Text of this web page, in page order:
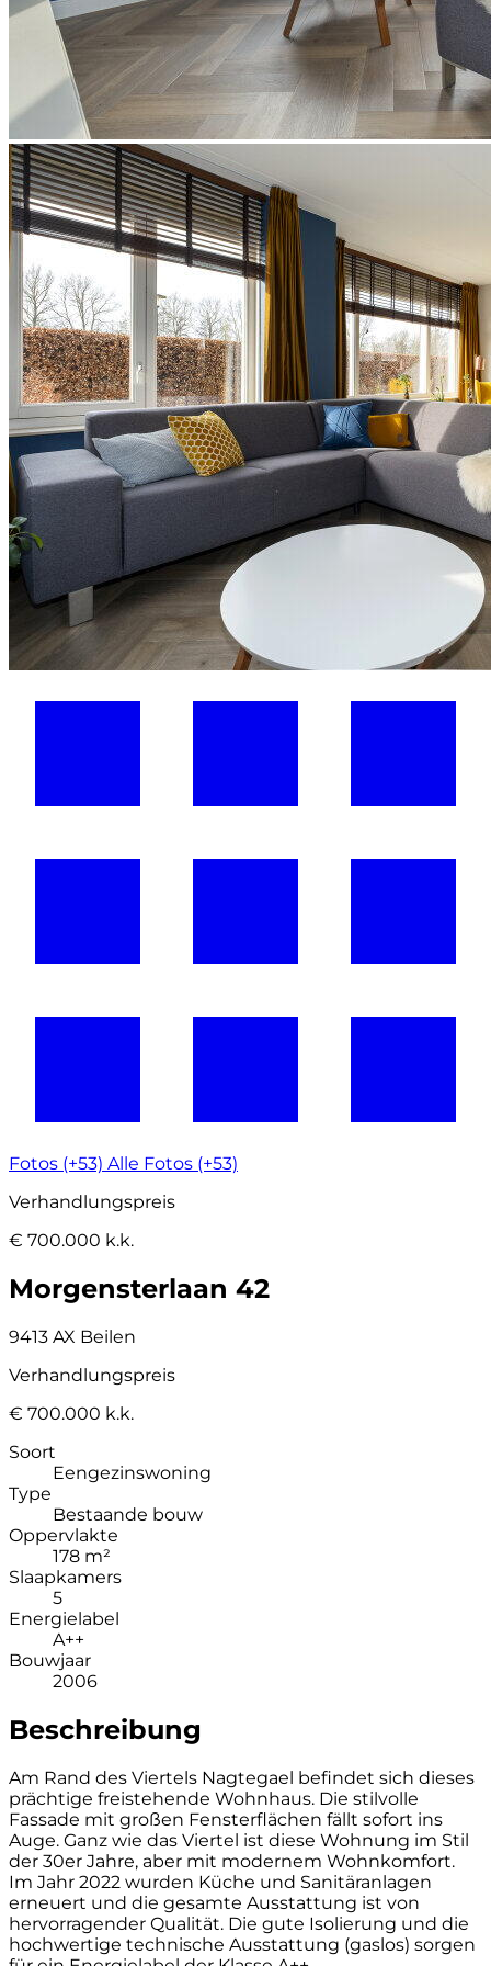
Fotos (+53) Alle Fotos (+53)
Verhandlungspreis
€ 700.000 k.k.
Morgensterlaan 42
9413 AX Beilen
Verhandlungspreis
€ 700.000 k.k.
Soort
Eengezinswoning
Type
Bestaande bouw
Oppervlakte
178 m²
Slaapkamers
5
Energielabel
A++
Bouwjaar
2006
Beschreibung
Am Rand des Viertels Nagtegael befindet sich dieses
prächtige freistehende Wohnhaus. Die stilvolle
Fassade mit großen Fensterflächen fällt sofort ins
Auge. Ganz wie das Viertel ist diese Wohnung im Stil
der 30er Jahre, aber mit modernem Wohnkomfort.
Im Jahr 2022 wurden Küche und Sanitäranlagen
erneuert und die gesamte Ausstattung ist von
hervorragender Qualität. Die gute Isolierung und die
hochwertige technische Ausstattung (gaslos) sorgen